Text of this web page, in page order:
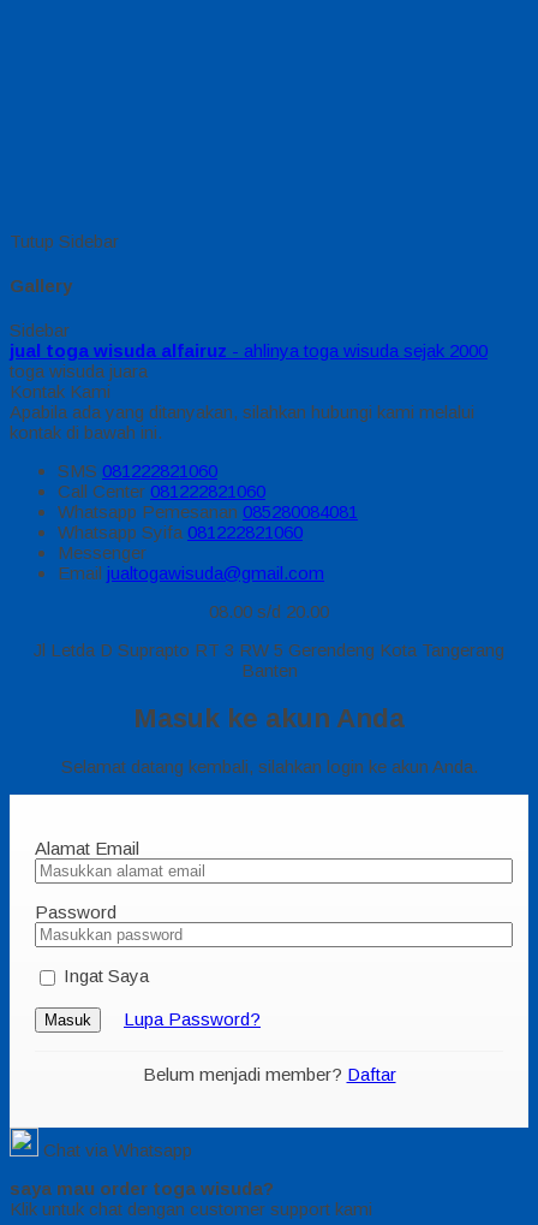
Tutup Sidebar
Gallery
Sidebar
jual toga wisuda alfairuz - ahlinya toga wisuda sejak 2000
toga wisuda juara
Kontak Kami
Apabila ada yang ditanyakan, silahkan hubungi kami melalui
kontak di bawah ini.
SMS 081222821060
Call Center 081222821060
Whatsapp Pemesanan 085280084081
Whatsapp Syifa 081222821060
Messenger
Email jualtogawisuda@gmail.com
08.00 s/d 20.00
Jl Letda D Suprapto RT 3 RW 5 Gerendeng Kota Tangerang
Banten
Masuk ke akun Anda
Selamat datang kembali, silahkan login ke akun Anda.
Alamat Email
Password
Ingat Saya
Masuk Lupa Password?
Belum menjadi member? Daftar
Chat via Whatsapp
saya mau order toga wisuda?
Klik untuk chat dengan customer support kami